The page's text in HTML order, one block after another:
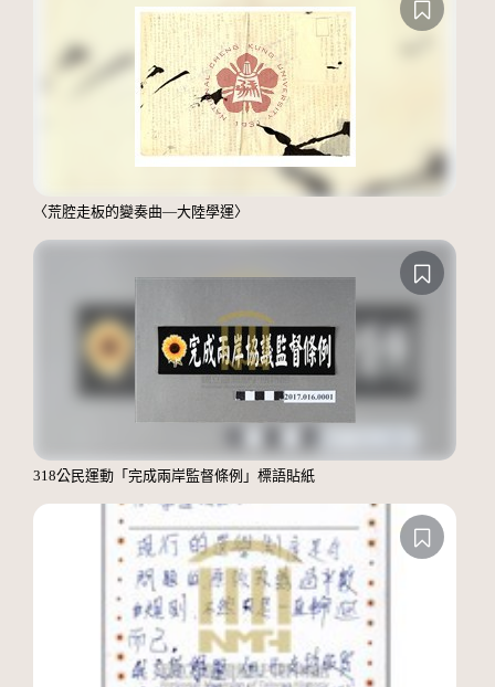
〈荒腔走板的變奏曲—大陸學運〉
318公民運動「完成兩岸監督條例」標語貼紙